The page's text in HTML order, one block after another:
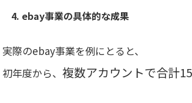
4. ebay事業の具体的な成果
実際のebay事業を例にとると、
初年度から、 複数アカウントで合計